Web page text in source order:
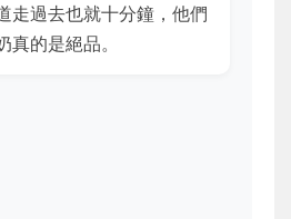
走過去也就十分鐘，他們
真的是絕品。